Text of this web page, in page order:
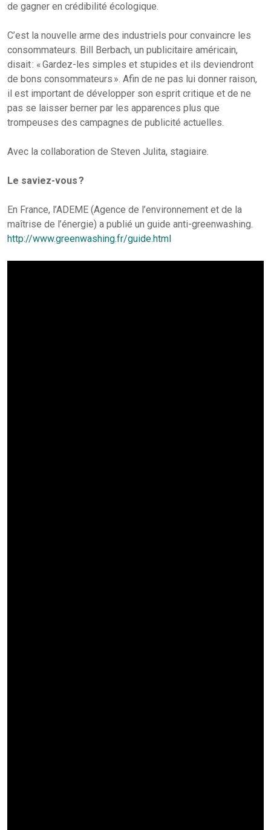
de gagner en crédibilité écologique.
C’est la nouvelle arme des industriels pour convaincre les
consommateurs. Bill Berbach, un publicitaire américain,
disait : « Gardez-les simples et stupides et ils deviendront
de bons consommateurs ». Afin de ne pas lui donner raison,
il est important de développer son esprit critique et de ne
pas se laisser berner par les apparences plus que
trompeuses des campagnes de publicité actuelles.
Avec la collaboration de Steven Julita, stagiaire.
Le saviez-vous ?
En France, l’ADEME (Agence de l’environnement et de la
maîtrise de l’énergie) a publié un guide anti-greenwashing.
http://www.greenwashing.fr/guide.html